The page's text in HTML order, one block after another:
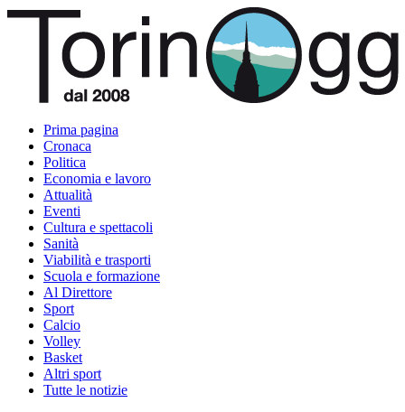
Prima pagina
Cronaca
Politica
Economia e lavoro
Attualità
Eventi
Cultura e spettacoli
Sanità
Viabilità e trasporti
Scuola e formazione
Al Direttore
Sport
Calcio
Volley
Basket
Altri sport
Tutte le notizie